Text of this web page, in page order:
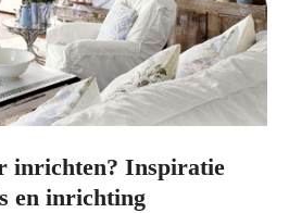
inrichten? Inspiratie
en inrichting